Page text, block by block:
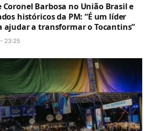
Coronel Barbosa no União Brasil e
históricos da PM: “É um líder
ajudar a transformar o Tocantins”
23:25